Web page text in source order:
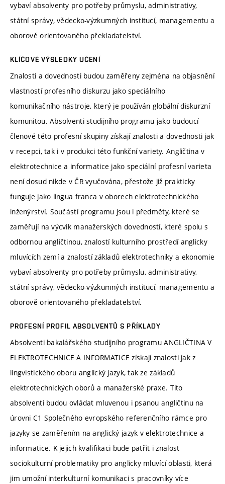
vybaví absolventy pro potřeby průmyslu, administrativy,
státní správy, vědecko-výzkumných institucí, managementu a
oborově orientovaného překladatelství.
KLÍČOVÉ VÝSLEDKY UČENÍ
Znalosti a dovednosti budou zaměřeny zejména na objasnění
vlastností profesního diskurzu jako speciálního
komunikačního nástroje, který je používán globální diskurzní
komunitou. Absolventi studijního programu jako budoucí
členové této profesní skupiny získají znalosti a dovednosti jak
v recepci, tak i v produkci této funkční variety. Angličtina v
elektrotechnice a informatice jako speciální profesní varieta
není dosud nikde v ČR vyučována, přestože již prakticky
funguje jako lingua franca v oborech elektrotechnického
inženýrství. Součástí programu jsou i předměty, které se
zaměřují na výcvik manažerských dovedností, které spolu s
odbornou angličtinou, znalostí kulturního prostředí anglicky
mluvících zemí a znalostí základů elektrotechniky a ekonomie
vybaví absolventy pro potřeby průmyslu, administrativy,
státní správy, vědecko-výzkumných institucí, managementu a
oborově orientovaného překladatelství.
PROFESNÍ PROFIL ABSOLVENTŮ S PŘÍKLADY
Absolventi bakalářského studijního programu ANGLIČTINA V
ELEKTROTECHNICE A INFORMATICE získají znalosti jak z
lingvistického oboru anglický jazyk, tak ze základů
elektrotechnických oborů a manažerské praxe. Tito
absolventi budou ovládat mluvenou i psanou angličtinu na
úrovni C1 Společného evropského referenčního rámce pro
jazyky se zaměřením na anglický jazyk v elektrotechnice a
informatice. K jejich kvalifikaci bude patřit i znalost
sociokulturní problematiky pro anglicky mluvící oblasti, která
jim umožní interkulturní komunikaci s pracovníky více